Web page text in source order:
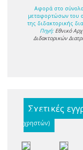
Αφορά στο
μεταφορτώσων του
της διδακτορικής
Πηγή: Εθνικό
Διδακτορικών
Σχετικές
χρηστών)